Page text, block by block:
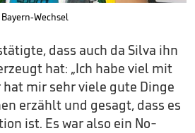
Wechsel
dass auch da Silva ihn
hat: „Ich habe viel mit
hat mir sehr viele gute Dinge
erzählt und gesagt, dass es
ist. Es war also ein No-